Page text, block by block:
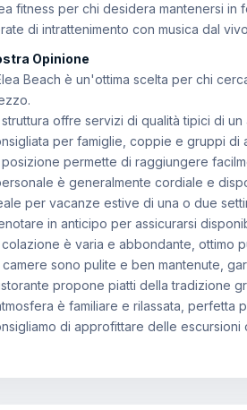
fitness per chi desidera mantenersi in
di intrattenimento con musica dal
Opinione
Beach è un'ottima scelta per chi
struttura offre servizi di qualità tipici di
per famiglie, coppie e gruppi di
posizione permette di raggiungere
è generalmente cordiale e
per vacanze estive di una o due
in anticipo per assicurarsi
colazione è varia e abbondante, ottimo
camere sono pulite e ben mantenute,
propone piatti della tradizione
è familiare e rilassata, perfetta
di approfittare delle